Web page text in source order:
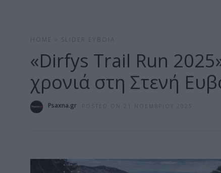
HOME SLIDER ΕΎΒΟΙΑ
«Dirfys Trail Run
χρονιά στη Στενή
Psaxna.gr POSTED ON 21 ΝΟΕΜΒΡΊΟΥ 2025